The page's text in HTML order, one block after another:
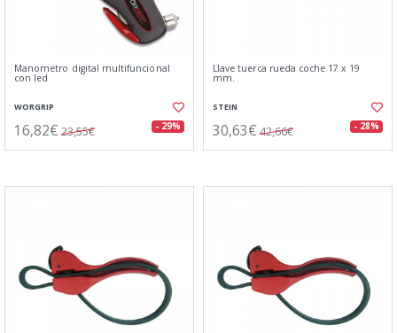
Manometro digital multifuncional
con led
WORGRIP
16,82€ 23,55€ - 29%
Llave tuerca rueda coche 17 x 19
mm.
STEIN
30,63€ 42,66€ - 28%